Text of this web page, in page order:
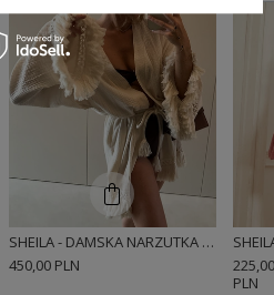
SHEILA - DAMSKA NARZUTKA KREMOWA Z FRĘDZLAMI BOHO 'ZAMBEZI'
450,00 PLN
225,00
PLN